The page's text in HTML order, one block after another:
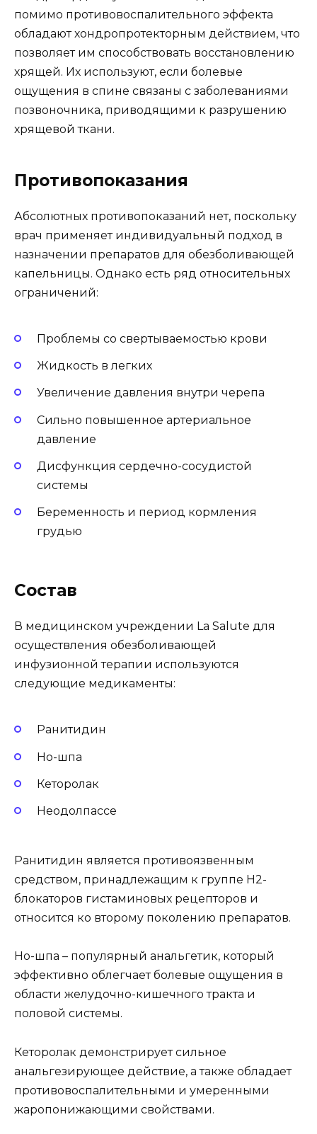
помимо противовоспалительного эффекта
обладают хондропротекторным действием, что
позволяет им способствовать восстановлению
хрящей. Их используют, если болевые
ощущения в спине связаны с заболеваниями
позвоночника, приводящими к разрушению
хрящевой ткани.
Противопоказания
Абсолютных противопоказаний нет, поскольку
врач применяет индивидуальный подход в
назначении препаратов для обезболивающей
капельницы. Однако есть ряд относительных
ограничений:
Проблемы со свертываемостью крови
Жидкость в легких
Увеличение давления внутри черепа
Сильно повышенное артериальное
давление
Дисфункция сердечно-сосудистой
системы
Беременность и период кормления
грудью
Состав
В медицинском учреждении La Salute для
осуществления обезболивающей
инфузионной терапии используются
следующие медикаменты:
Ранитидин
Но-шпа
Кеторолак
Неодолпассе
Ранитидин является противоязвенным
средством, принадлежащим к группе H2-
блокаторов гистаминовых рецепторов и
относится ко второму поколению препаратов.
Но-шпа – популярный анальгетик, который
эффективно облегчает болевые ощущения в
области желудочно-кишечного тракта и
половой системы.
Кеторолак демонстрирует сильное
анальгезирующее действие, а также обладает
противовоспалительными и умеренными
жаропонижающими свойствами.